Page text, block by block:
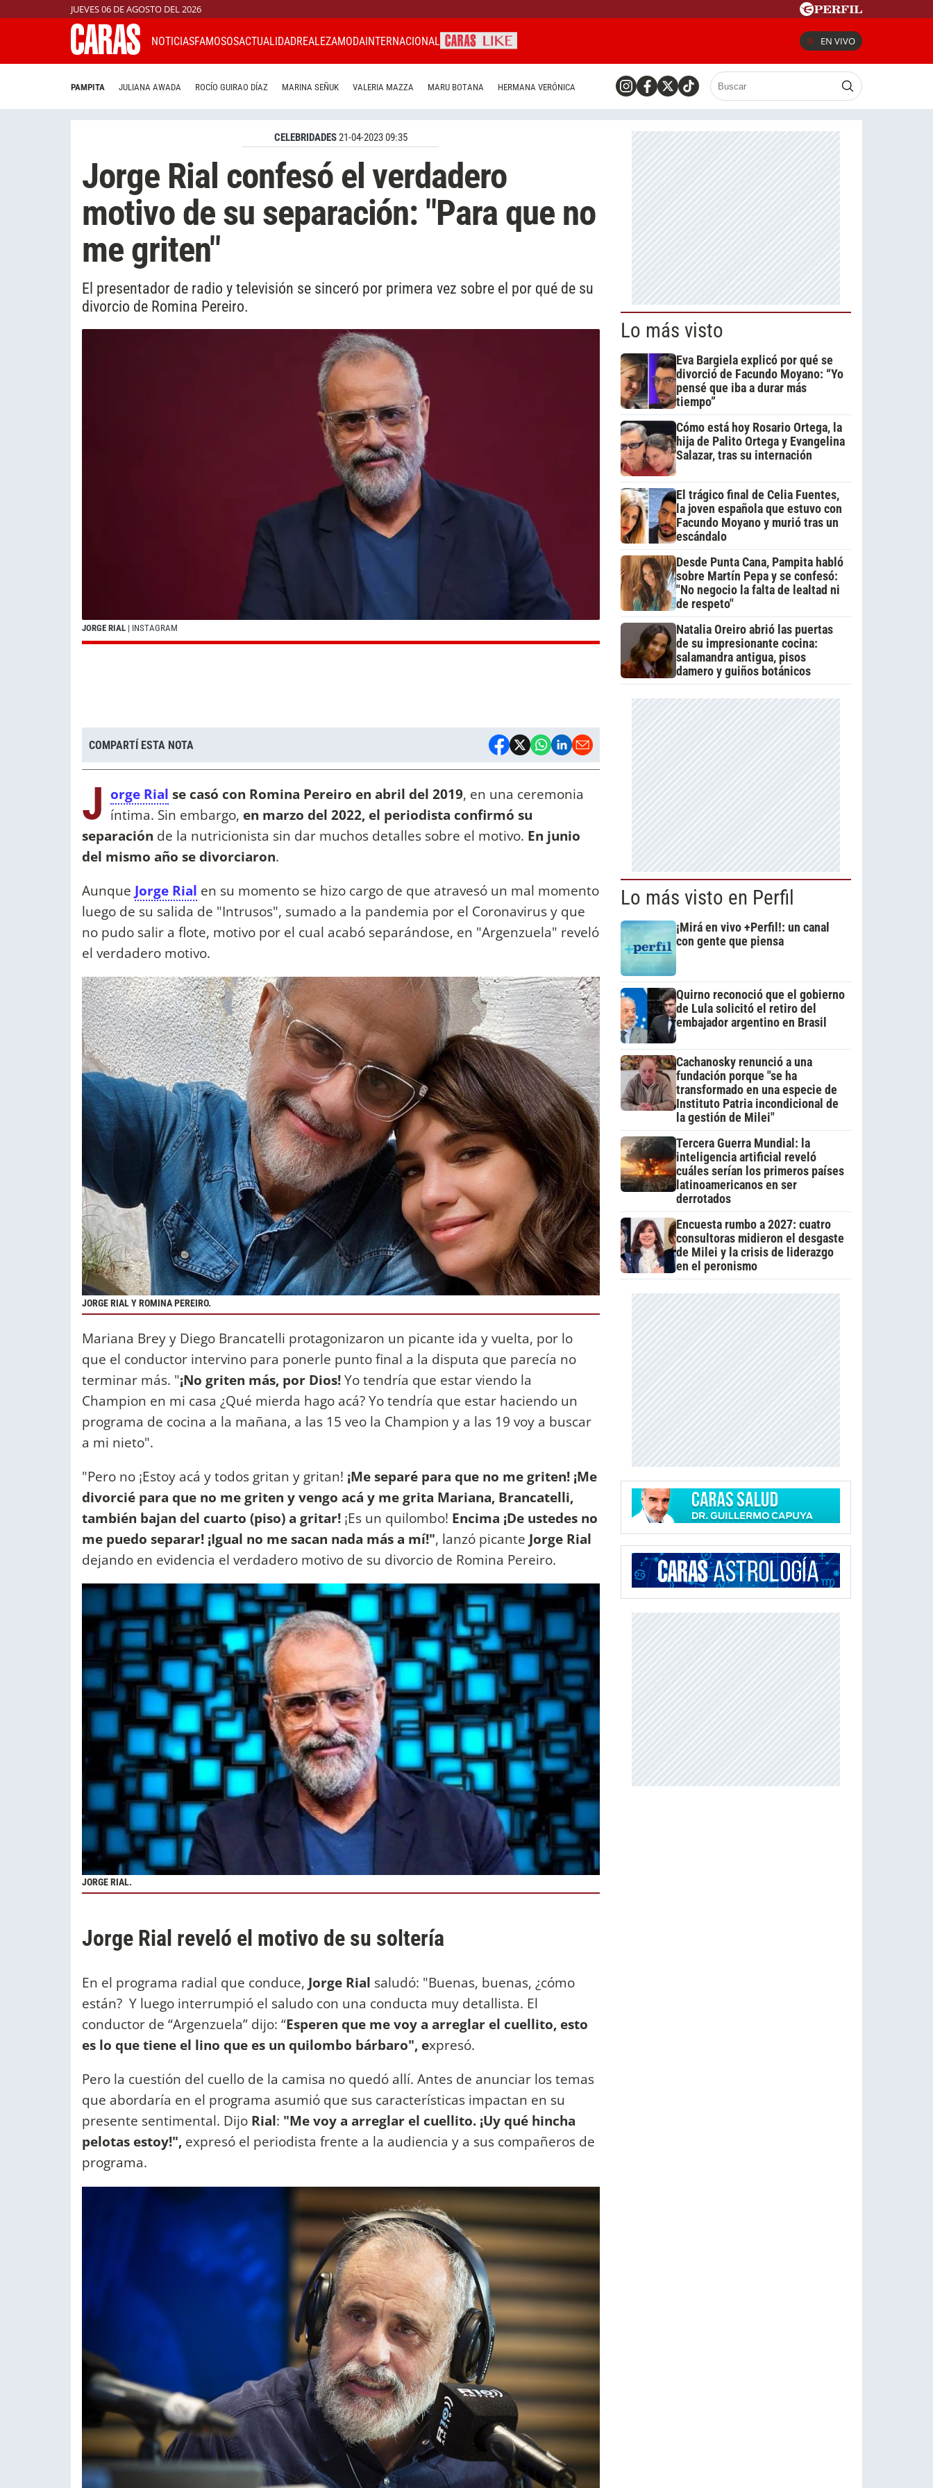
JUEVES 06 DE AGOSTO DEL 2026
NOTICIASFAMOSOSACTUALIDADREALEZAMODAINTERNACIONAL EN VIVO
PAMPITA JULIANA AWADA ROCÍO GUIRAO DÍAZ MARINA SEÑUK VALERIA MAZZA MARU BOTANA HERMANA VERÓNICA
CELEBRIDADES21-04-2023 09:35
Jorge Rial confesó el verdadero
motivo de su separación: "Para que no
me griten"
El presentador de radio y televisión se sinceró por primera vez sobre el por qué de su
divorcio de Romina Pereiro.
JORGE RIAL | INSTAGRAM
COMPARTÍ ESTA NOTA
J orge Rial se casó con Romina Pereiro en abril del 2019, en una ceremonia
íntima. Sin embargo, en marzo del 2022, el periodista confirmó su
separación de la nutricionista sin dar muchos detalles sobre el motivo. En junio
del mismo año se divorciaron.
Aunque Jorge Rial en su momento se hizo cargo de que atravesó un mal momento
luego de su salida de "Intrusos", sumado a la pandemia por el Coronavirus y que
no pudo salir a flote, motivo por el cual acabó separándose, en "Argenzuela" reveló
el verdadero motivo.
JORGE RIAL Y ROMINA PEREIRO.
Mariana Brey y Diego Brancatelli protagonizaron un picante ida y vuelta, por lo
que el conductor intervino para ponerle punto final a la disputa que parecía no
terminar más. "¡No griten más, por Dios!Yo tendría que estar viendo la
Champion en mi casa ¿Qué mierda hago acá? Yo tendría que estar haciendo un
programa de cocina a la mañana, a las 15 veo la Champion y a las 19 voy a buscar
a mi nieto".
"Pero no ¡Estoy acá y todos gritan y gritan! ¡Me separé para que no me griten! ¡Me
divorcié para que no me griten y vengo acá y me grita Mariana, Brancatelli,
también bajan del cuarto (piso) a gritar! ¡Es un quilombo! Encima ¡De ustedes no
me puedo separar! ¡Igual no me sacan nada más a mí!", lanzó picante Jorge Rial
dejando en evidencia el verdadero motivo de su divorcio de Romina Pereiro.
JORGE RIAL.
Jorge Rial reveló el motivo de su soltería
En el programa radial que conduce, Jorge Rial saludó: "Buenas, buenas, ¿cómo
están? Y luego interrumpió el saludo con una conducta muy detallista. El
conductor de “Argenzuela” dijo: “Esperen que me voy a arreglar el cuellito, esto
es lo que tiene el lino que es un quilombo bárbaro", expresó.
Pero la cuestión del cuello de la camisa no quedó allí. Antes de anunciar los temas
que abordaría en el programa asumió que sus características impactan en su
presente sentimental. Dijo Rial: "Me voy a arreglar el cuellito. ¡Uy qué hincha
pelotas estoy!", expresó el periodista frente a la audiencia y a sus compañeros de
programa.
Lo más visto
Eva Bargiela explicó por qué se
divorció de Facundo Moyano: “Yo
pensé que iba a durar más
tiempo”
Cómo está hoy Rosario Ortega, la
hija de Palito Ortega y Evangelina
Salazar, tras su internación
El trágico final de Celia Fuentes,
la joven española que estuvo con
Facundo Moyano y murió tras un
escándalo
Desde Punta Cana, Pampita habló
sobre Martín Pepa y se confesó:
"No negocio la falta de lealtad ni
de respeto"
Natalia Oreiro abrió las puertas
de su impresionante cocina:
salamandra antigua, pisos
damero y guiños botánicos
Lo más visto en Perfil
¡Mirá en vivo +Perfil!: un canal
con gente que piensa
Quirno reconoció que el gobierno
de Lula solicitó el retiro del
embajador argentino en Brasil
Cachanosky renunció a una
fundación porque "se ha
transformado en una especie de
Instituto Patria incondicional de
la gestión de Milei"
Tercera Guerra Mundial: la
inteligencia artificial reveló
cuáles serían los primeros países
latinoamericanos en ser
derrotados
Encuesta rumbo a 2027: cuatro
consultoras midieron el desgaste
de Milei y la crisis de liderazgo
en el peronismo